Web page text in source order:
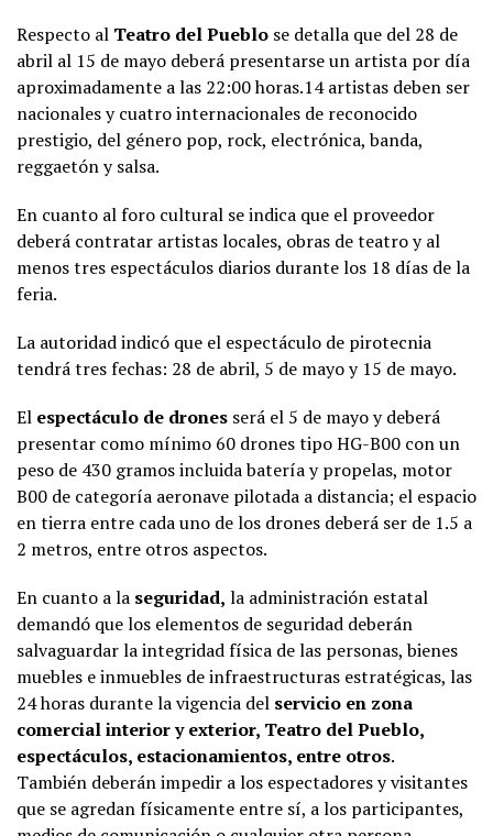
Respecto al Teatro del Pueblo se detalla que del 28 de
abril al 15 de mayo deberá presentarse un artista por día
aproximadamente a las 22:00 horas.14 artistas deben ser
nacionales y cuatro internacionales de reconocido
prestigio, del género pop, rock, electrónica, banda,
reggaetón y salsa.
En cuanto al foro cultural se indica que el proveedor
deberá contratar artistas locales, obras de teatro y al
menos tres espectáculos diarios durante los 18 días de la
feria.
La autoridad indicó que el espectáculo de pirotecnia
tendrá tres fechas: 28 de abril, 5 de mayo y 15 de mayo.
El espectáculo de drones será el 5 de mayo y deberá
presentar como mínimo 60 drones tipo HG-B00 con un
peso de 430 gramos incluida batería y propelas, motor
B00 de categoría aeronave pilotada a distancia; el espacio
en tierra entre cada uno de los drones deberá ser de 1.5 a
2 metros, entre otros aspectos.
En cuanto a la seguridad, la administración estatal
demandó que los elementos de seguridad deberán
salvaguardar la integridad física de las personas, bienes
muebles e inmuebles de infraestructuras estratégicas, las
24 horas durante la vigencia del servicio en zona
comercial interior y exterior, Teatro del Pueblo,
espectáculos, estacionamientos, entre otros.
También deberán impedir a los espectadores y visitantes
que se agredan físicamente entre sí, a los participantes,